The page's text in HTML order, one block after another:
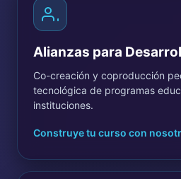
Alianzas para
Co-creación y coproducción
tecnológica de programas
instituciones.
Construye tu curso con